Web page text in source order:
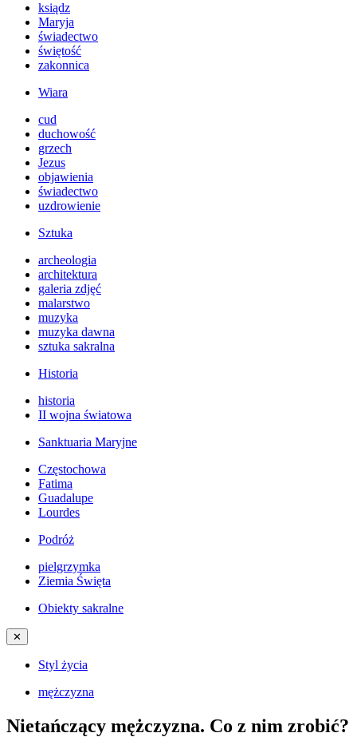
ksiądz
Maryja
świadectwo
świętość
zakonnica
Wiara
cud
duchowość
grzech
Jezus
objawienia
świadectwo
uzdrowienie
Sztuka
archeologia
architektura
galeria zdjęć
malarstwo
muzyka
muzyka dawna
sztuka sakralna
Historia
historia
II wojna światowa
Sanktuaria Maryjne
Częstochowa
Fatima
Guadalupe
Lourdes
Podróż
pielgrzymka
Ziemia Święta
Obiekty sakralne
✕
Styl życia
mężczyzna
Nietańczący mężczyzna. Co z nim zrobić?